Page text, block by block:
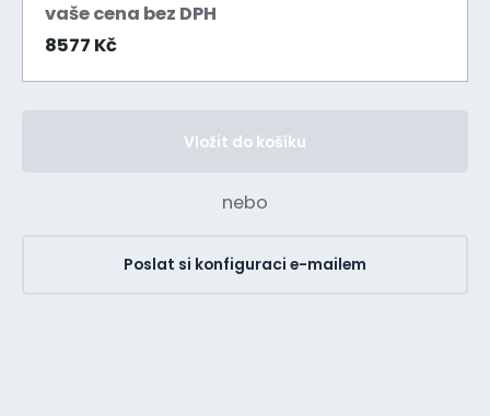
vaše cena bez DPH
8577 Kč
Vložit do košíku
nebo
Poslat si konfiguraci e-mailem